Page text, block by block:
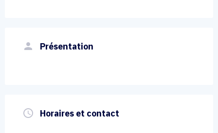
person Présentation
query_builder Horaires et contact